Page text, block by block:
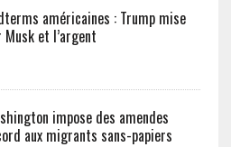
américaines : Trump mise
Musk et l’argent
impose des amendes
aux migrants sans-papiers